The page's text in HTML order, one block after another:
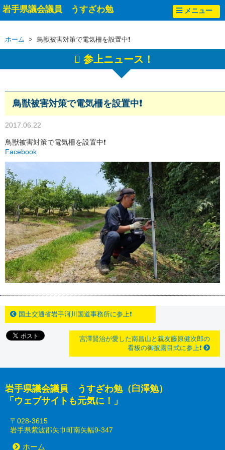
岩手県議会議員 うすざわ勉 メニュー
ホーム > 鳥獣被害対策で電気柵を設置中❗
参上ニュース！
鳥獣被害対策で電気柵を設置中❗
2017.06.22
鳥獣被害対策で電気柵を設置中❗
Facebook
国土交通省岩手河川国道事務所に参上❗
宮澤賢治が愛した南昌山と親友藤原健次郎の
看板の御披露目式に参上❗
岩手県議会議員 うすざわ勉（臼澤勉）
「ウェブサイトも元気に！」
〒028-3615
岩手県紫波郡矢巾町南矢幅9-347
ホーム